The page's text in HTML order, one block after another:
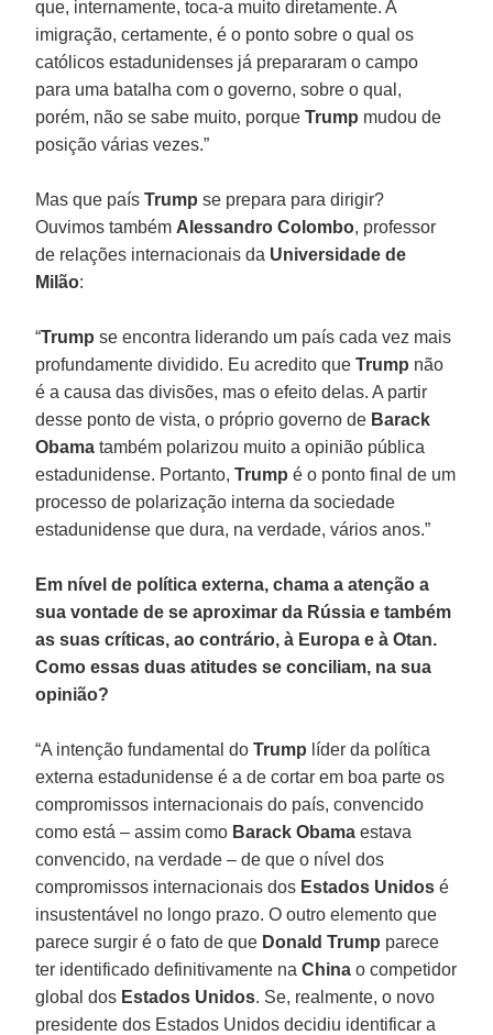
que, internamente, toca-a muito diretamente. A
imigração, certamente, é o ponto sobre o qual os
católicos estadunidenses já prepararam o campo
para uma batalha com o governo, sobre o qual,
porém, não se sabe muito, porqueTrump mudou de
posição várias vezes.”
Mas que paísTrump se prepara para dirigir?
Ouvimos também Alessandro Colombo, professor
de relações internacionais da Universidade de
Milão:
“Trump se encontra liderando um país cada vez mais
profundamente dividido. Eu acredito queTrump não
é a causa das divisões, mas o efeito delas. A partir
desse ponto de vista, o próprio governo de Barack
Obama também polarizou muito a opinião pública
estadunidense. Portanto,Trump é o ponto final de um
processo de polarização interna da sociedade
estadunidense que dura, na verdade, vários anos.”
Em nível de política externa, chama a atenção a
sua vontade de se aproximar da Rússia e também
as suas críticas, ao contrário, à Europa e à Otan.
Como essas duas atitudes se conciliam, na sua
opinião?
“A intenção fundamental doTrump líder da política
externa estadunidense é a de cortar em boa parte os
compromissos internacionais do país, convencido
como está – assim como Barack Obama estava
convencido, na verdade – de que o nível dos
compromissos internacionais dos Estados Unidos é
insustentável no longo prazo. O outro elemento que
parece surgir é o fato de que Donald Trump parece
ter identificado definitivamente naChina o competidor
global dos Estados Unidos. Se, realmente, o novo
presidente dos Estados Unidos decidiu identificar a